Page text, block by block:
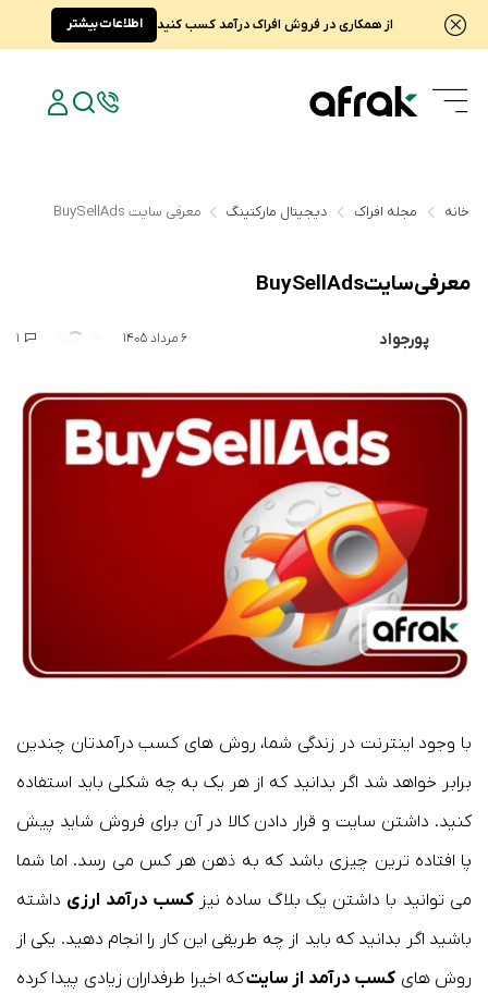
از همکاری در فروش افراک درآمد کسب کنید اطلاعات بیشتر
خانه مجله افراک دیجیتال مارکتینگ معرفی سایت BuySellAds
معرفی سایت BuySellAds
پورجواد 6 مرداد 1405
با وجود اینترنت در زندگی شما، روش های کسب درآمدتان چندین
برابر خواهد شد اگر بدانید که از هر یک به چه شکلی باید استفاده
کنید. داشتن سایت و قرار دادن کالا در آن برای فروش شاید پیش
پا افتاده ترین چیزی باشد که به ذهن هر کس می رسد. اما شما
می توانید با داشتن یک بلاگ ساده نیزکسب درآمد ارزی داشته
باشید اگر بدانید که باید از چه طریقی این کار را انجام دهید. یکی از
روش های کسب درآمد از سایتکه اخیرا طرفداران زیادی پیدا کرده